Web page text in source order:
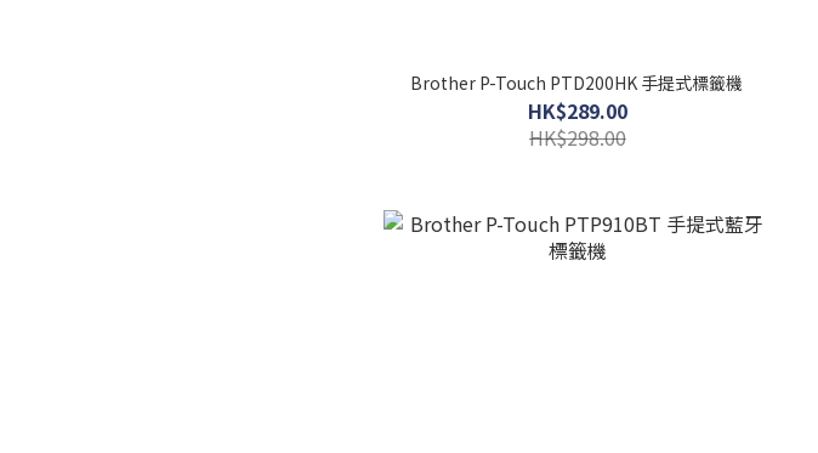
Brother P-Touch PTD200HK 手提式標籤機
HK$289.00
HK$298.00